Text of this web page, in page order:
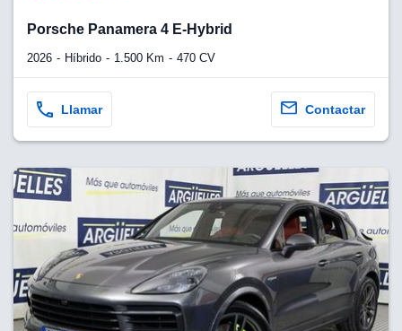
Porsche Panamera 4 E-Hybrid
2026 Híbrido 1.500 Km 470 CV
Llamar Contactar